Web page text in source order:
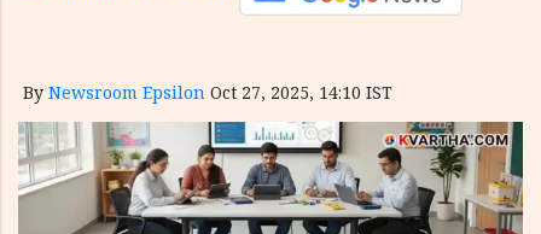
By Newsroom Epsilon Oct 27, 2025, 14:10 IST